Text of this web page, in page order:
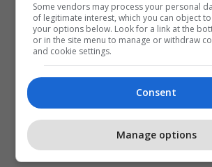
Some vendors may process your personal
of legitimate interest, which you can object
your options below. Look for a link at the
or in the site menu to manage or withdraw
and cookie settings.
Consent
Manage options